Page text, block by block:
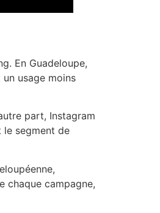
En Guadeloupe,
usage moins
part, Instagram
le segment de
chaque campagne,